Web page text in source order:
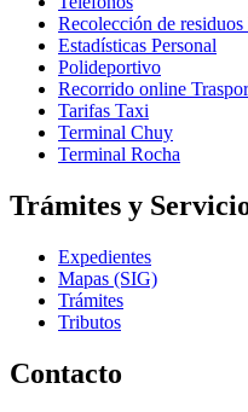
Recolección de
Estadísticas Personal
Polideportivo
Recorrido online
Tarifas Taxi
Terminal Chuy
Terminal Rocha
Trámites y
Expedientes
Mapas (SIG)
Trámites
Tributos
Contacto